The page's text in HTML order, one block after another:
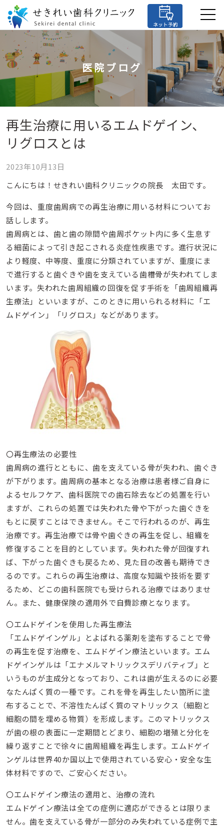
医院ブログ
再生治療に用いるエムドゲイン、
リグロスとは
2023年10月13日
こんにちは！せきれい歯科クリニックの院長 太田です。
今回は、重度歯周病での再生治療に用いる材料についてお
話しします。
歯周病とは、歯と歯の隙間や歯周ポケット内に多く生息す
る細菌によって引き起こされる炎症性疾患です。進行状況に
より軽度、中等度、重度に分類されていますが、重度にま
で進行すると歯ぐきや歯を支えている歯槽骨が失われてしま
います。失われた歯周組織の回復を促す手術を「歯周組織再
生療法」といいますが、このときに用いられる材料に「エ
ムドゲイン」「リグロス」などがあります。
〇再生療法の必要性
歯周病の進行とともに、歯を支えている骨が失われ、歯ぐき
が下がります。歯周病の基本となる治療は患者様ご自身に
よるセルフケア、歯科医院での歯石除去などの処置を行い
ますが、これらの処置では失われた骨や下がった歯ぐきを
もとに戻すことはできません。そこで行われるのが、再生
治療です。再生治療では骨や歯ぐきの再生を促し、組織を
修復することを目的としています。失われた骨が回復すれ
ば、下がった歯ぐきも戻るため、見た目の改善も期待でき
るのです。これらの再生治療は、高度な知識や技術を要す
るため、どこの歯科医院でも受けられる治療ではありませ
ん。また、健康保険の適用外で自費診療となります。
〇エムドゲインを使用した再生療法
「エムドゲインゲル」とよばれる薬剤を塗布することで骨
の再生を促す治療を、エムドゲイン療法といいます。エム
ドゲインゲルは「エナメルマトリックスデリバティブ」と
いうものが主成分となっており、これは歯が生えるのに必要
なたんぱく質の一種です。これを骨を再生したい箇所に塗
布することで、不溶性たんぱく質のマトリックス（細胞と
細胞の間を埋める物質）を形成します。このマトリックス
が歯の根の表面に一定期間とどまり、細胞の増殖と分化を
繰り返すことで徐々に歯周組織を再生します。エムドゲイ
ンゲルは世界40か国以上で使用されている安心・安全な生
体材料ですので、ご安心ください。
〇エムドゲイン療法の適用と、治療の流れ
エムドゲイン療法は全ての症例に適応ができるとは限りま
せん。歯を支えている骨が一部分のみ失われている症例で主